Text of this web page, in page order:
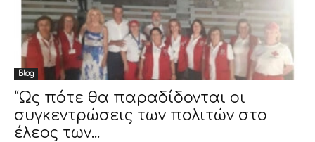
Blog
“Ως πότε θα παραδίδονται οι
συγκεντρώσεις των πολιτών στο
έλεος των...